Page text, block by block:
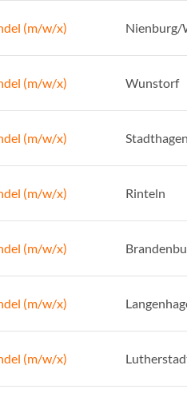
(m/w/x) Nienburg/
(m/w/x) Wunstorf
(m/w/x) Stadthagen
(m/w/x) Rinteln
(m/w/x)
(m/w/x)
(m/w/x)